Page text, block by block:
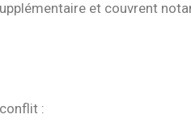
et couvrent
: